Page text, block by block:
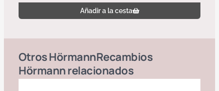
Añadir a la cesta
OtrosHörmannRecambios
Hörmannrelacionados